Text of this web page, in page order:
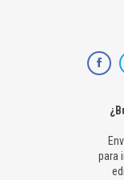
para